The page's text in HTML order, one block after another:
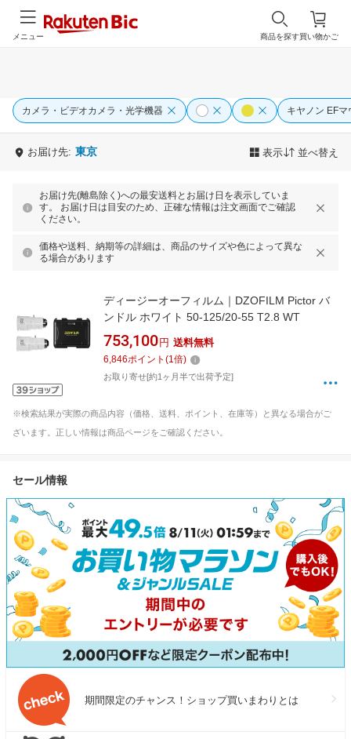
買い物かご
商品を探す
メニュー
カメラ・ビデオカメラ・光学機器 キヤノン EFマ
お届け先: 東京 表示 並べ替え
お届け先(離島除く)への最安送料とお届け日を表示していま
す。 お届け日は目安のため、正確な情報は注文画面でご確認
ください。
価格や送料、納期等の詳細は、商品のサイズや色によって異な
る場合があります
ディージーオーフィルム｜DZOFILM Pictor バ
ンドル ホワイト 50-125/20-55 T2.8 WT
753,100 円 送料無料
6,846ポイント (1倍)
お取り寄せ[約1ヶ月半で出荷予定]
※検索結果が実際の商品内容（価格、送料、ポイント、在庫等）と異なる場合がご
ざいます。正しい情報は商品ページをご確認ください。
セール情報
期間限定のチャンス！ショップ買いまわりとは